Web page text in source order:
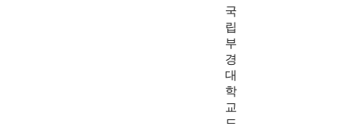
국
립
부
경
대
학
교